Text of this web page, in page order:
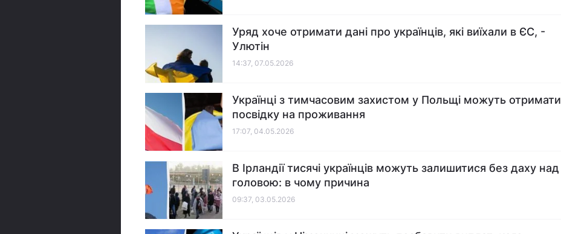
Уряд хоче отримати дані про українців, які виїхали в ЄС, -
Улютін
14:37, 07.05.2026
Українці з тимчасовим захистом у Польщі можуть отримати
посвідку на проживання
17:07, 04.05.2026
В Ірландії тисячі українців можуть залишитися без даху над
головою: в чому причина
09:37, 03.05.2026